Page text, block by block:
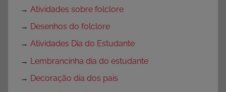
→ Atividades sobre folclore
→ Desenhos do folclore
→ Atividades Dia do Estudante
→ Lembrancinha dia do estudante
→ Decoração dia dos pais